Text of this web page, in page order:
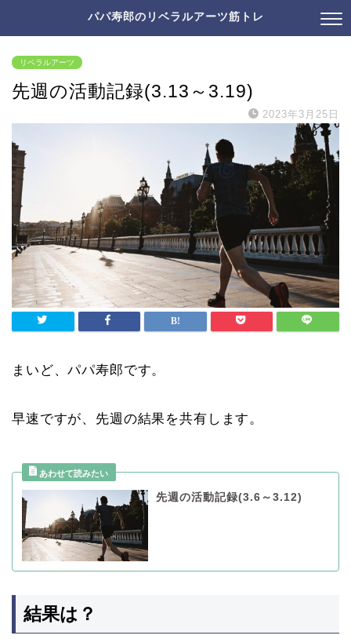
パパ寿郎のリベラルアーツ筋トレ
リベラルアーツ
先週の活動記録(3.13～3.19)
2023年3月25日
まいど、パパ寿郎です。
早速ですが、先週の結果を共有します。
先週の活動記録(3.6～3.12)
結果は？